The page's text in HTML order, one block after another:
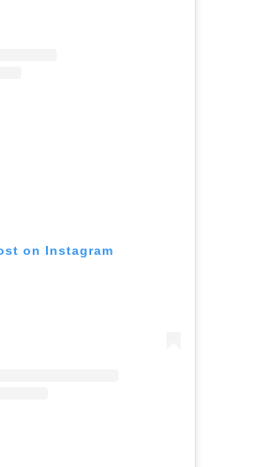
on Instagram